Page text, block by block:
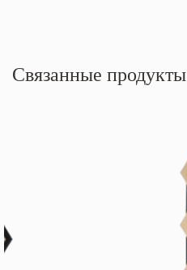
Связанные продукты